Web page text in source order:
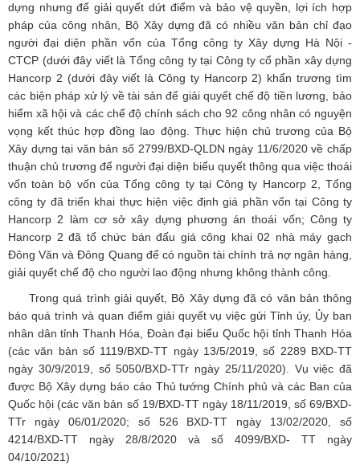
dựng nhưng để giải quyết dứt điểm và bảo vệ quyền, lợi ích hợp
pháp của công nhân, Bộ Xây dựng đã có nhiều văn bản chỉ đạo
người đại diện phần vốn của Tổng công ty Xây dựng Hà Nội -
CTCP (dưới đây viết là Tổng công ty tại Công ty cổ phần xây dựng
Hancorp 2 (dưới đây viết là Công ty Hancorp 2) khẩn trương tìm
các biện pháp xử lý về tài sản để giải quyết chế độ tiền lương, bảo
hiểm xã hội và các chế độ chính sách cho 92 công nhân có nguyện
vọng kết thúc hợp đồng lao động. Thực hiện chủ trương của Bộ
Xây dựng tại văn bản số 2799/BXD-QLDN ngày 11/6/2020 về chấp
thuận chủ trương để người đại diện biểu quyết thông qua việc thoái
vốn toàn bộ vốn của Tổng công ty tại Công ty Hancorp 2, Tổng
công ty đã triển khai thực hiện việc định giá phần vốn tại Công ty
Hancorp 2 làm cơ sở xây dựng phương án thoái vốn; Công ty
Hancorp 2 đã tổ chức bán đấu giá công khai 02 nhà máy gạch
Đông Văn và Đông Quang để có nguồn tài chính trả nợ ngân hàng,
giải quyết chế độ cho người lao động nhưng không thành công.
Trong quá trình giải quyết, Bộ Xây dựng đã có văn bản thông
báo quá trình và quan điểm giải quyết vụ việc gửi Tỉnh ủy, Ủy ban
nhân dân tỉnh Thanh Hóa, Đoàn đại biểu Quốc hội tỉnh Thanh Hóa
(các văn bản số 1119/BXD-TT ngày 13/5/2019, số 2289 BXD-TT
ngày 30/9/2019, số 5050/BXD-TTr ngày 25/11/2020). Vụ việc đã
được Bộ Xây dựng báo cáo Thủ tướng Chính phủ và các Ban của
Quốc hội (các văn bản số 19/BXD-TT ngày 18/11/2019, số 69/BXD-
TTr ngày 06/01/2020; số 526 BXD-TT ngày 13/02/2020, số
4214/BXD-TT ngày 28/8/2020 và số 4099/BXD- TT ngày
04/10/2021)